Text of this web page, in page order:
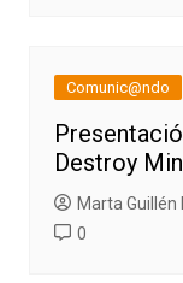
Comunic@ndo
Destroy
Marta Guillén
0